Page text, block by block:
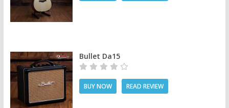
Bullet Da15
BUY NOW READ REVIEW